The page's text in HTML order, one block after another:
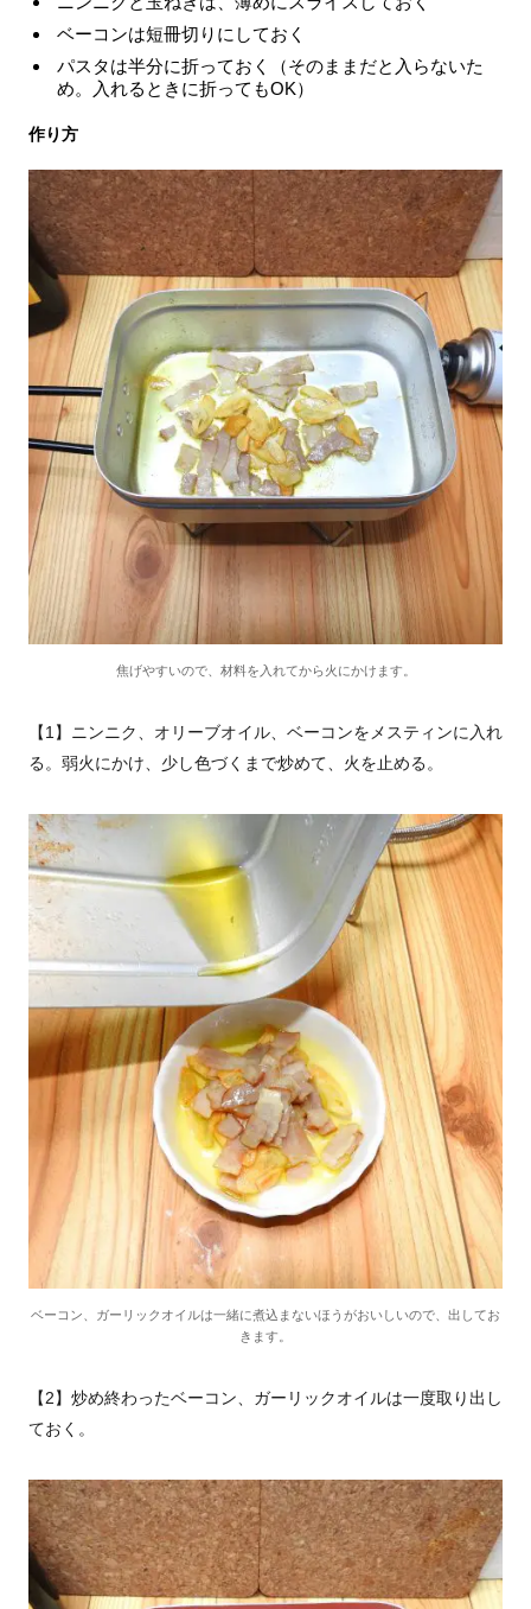
ベーコンは短冊切りにしておく
パスタは半分に折っておく（そのままだと入らないた
め。入れるときに折ってもOK）
作り方
焦げやすいので、材料を入れてから火にかけます。
【1】ニンニク、オリーブオイル、ベーコンをメスティンに入れ
る。弱火にかけ、少し色づくまで炒めて、火を止める。
ベーコン、ガーリックオイルは一緒に煮込まないほうがおいしいので、出してお
きます。
【2】炒め終わったベーコン、ガーリックオイルは一度取り出し
ておく。